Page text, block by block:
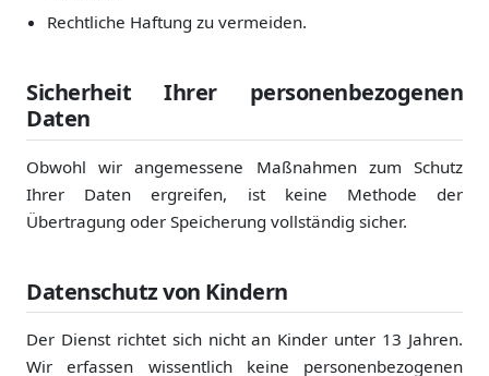
Rechtliche Haftung zu vermeiden.
Sicherheit Ihrer personenbezogenen
Daten
Obwohl wir angemessene Maßnahmen zum Schutz
Ihrer Daten ergreifen, ist keine Methode der
Übertragung oder Speicherung vollständig sicher.
Datenschutz von Kindern
Der Dienst richtet sich nicht an Kinder unter 13 Jahren.
Wir erfassen wissentlich keine personenbezogenen